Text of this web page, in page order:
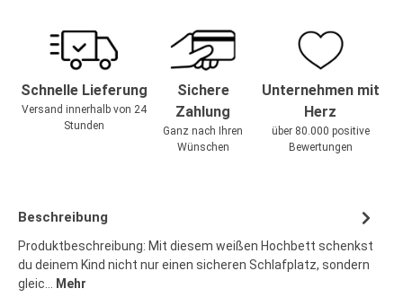
Schnelle Lieferung
Versand innerhalb von 24
Stunden
Sichere
Zahlung
Ganz nach Ihren
Wünschen
Unternehmen mit
Herz
über 80.000 positive
Bewertungen
Beschreibung
Produktbeschreibung: Mit diesem weißen Hochbett schenkst
du deinem Kind nicht nur einen sicheren Schlafplatz, sondern
gleic… Mehr